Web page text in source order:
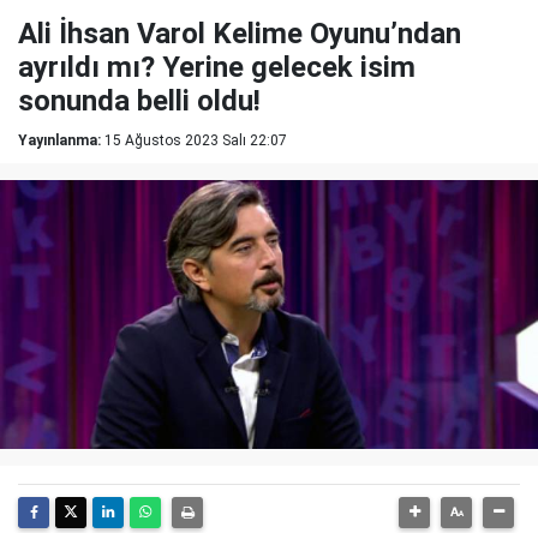
Ali İhsan Varol Kelime Oyunu’ndan
ayrıldı mı? Yerine gelecek isim
sonunda belli oldu!
Yayınlanma: 15 Ağustos 2023 Salı 22:07